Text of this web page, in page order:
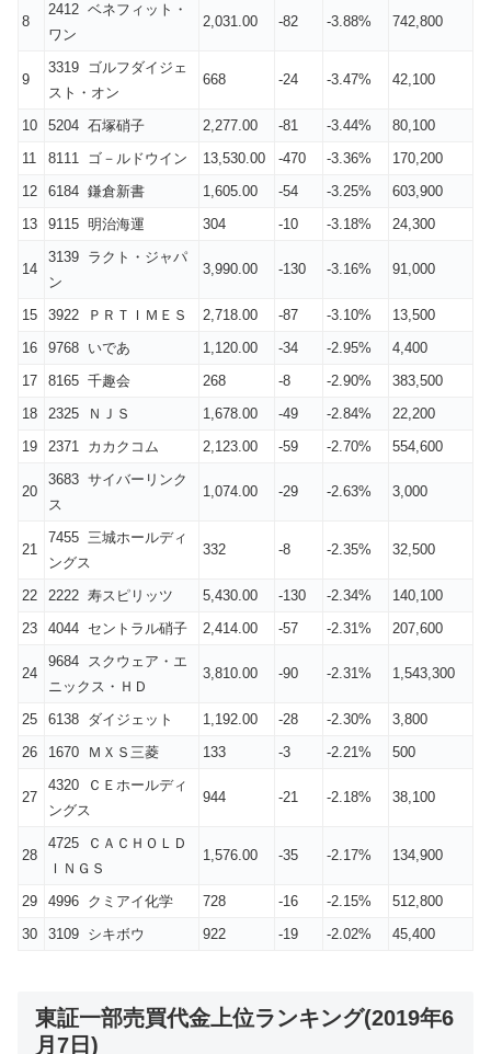
8
2412 ベネフィット・
ワン
2,031.00 -82 -3.88% 742,800
9
3319 ゴルフダイジェ
スト・オン
668 -24 -3.47% 42,100
10 5204 石塚硝子 2,277.00 -81 -3.44%
80,100
11
8111 ゴ－ルドウイン 13,530.00 -470 -3.36%
170,200
12
6184 鎌倉新書 1,605.00 -54 -3.25%
603,900
13
9115 明治海運 304 -10 -3.18% 24,300
14
3139 ラクト・ジャパ
ン
3,990.00 -130 -3.16% 91,000
15 3922 ＰＲＴＩＭＥＳ 2,718.00 -87 -3.10%
13,500
16
9768 いであ 1,120.00 -34 -2.95%
4,400
17
8165 千趣会 268 -8 -2.90%
383,500
18
2325 ＮＪＳ 1,678.00 -49 -2.84%
22,200
19
2371 カカクコム 2,123.00 -59 -2.70% 554,600
20
3683 サイバーリンク
ス
1,074.00 -29 -2.63% 3,000
21
7455 三城ホールディ
ングス
332 -8 -2.35% 32,500
22 2222 寿スピリッツ 5,430.00 -130 -2.34%
140,100
23
4044 セントラル硝子 2,414.00 -57 -2.31% 207,600
24
9684 スクウェア・エ
ニックス・ＨＤ
3,810.00 -90 -2.31% 1,543,300
25 6138 ダイジェット 1,192.00 -28 -2.30%
3,800
26
1670 ＭＸＳ三菱 133 -3 -2.21% 500
27
4320 ＣＥホールディ
ングス
944 -21 -2.18% 38,100
28
4725 ＣＡＣＨＯＬＤ
ＩＮＧＳ
1,576.00 -35 -2.17% 134,900
29 4996 クミアイ化学 728 -16 -2.15%
512,800
30
3109 シキボウ 922 -19 -2.02% 45,400
東証一部売買代金上位ランキング(2019年6
月7日)